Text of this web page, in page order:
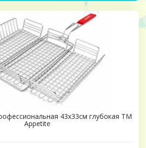
43х33см глубокая ТМ
Appetite